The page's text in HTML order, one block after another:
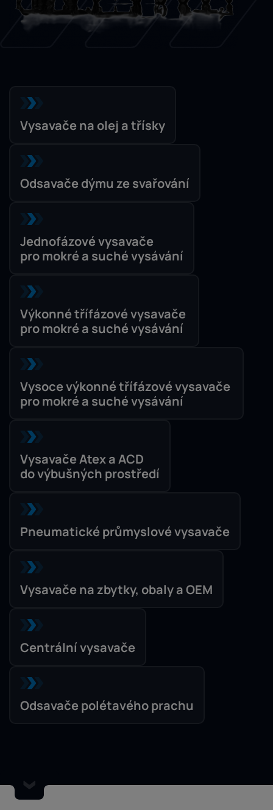
Vysavače na olej a třísky
Odsavače dýmu ze svařování
Jednofázové vysavače
pro mokré a suché vysávání
Výkonné třífázové vysavače
pro mokré a suché vysávání
Vysoce výkonné třífázové vysavače
pro mokré a suché vysávání
Vysavače Atex a ACD
do výbušných prostředí
Pneumatické průmyslové vysavače
Vysavače na zbytky, obaly a OEM
Centrální vysavače
Odsavače polétavého prachu